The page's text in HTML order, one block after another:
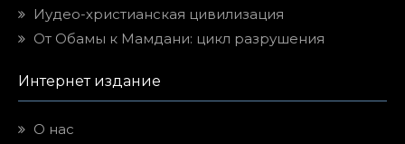
Иудео-христианская цивилизация
От Обамы к Мамдани: цикл разрушения
Интернет издание
О нас